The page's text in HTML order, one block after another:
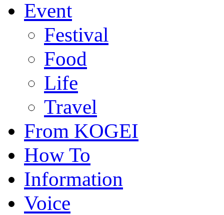
Event
Festival
Food
Life
Travel
From KOGEI
How To
Information
Voice